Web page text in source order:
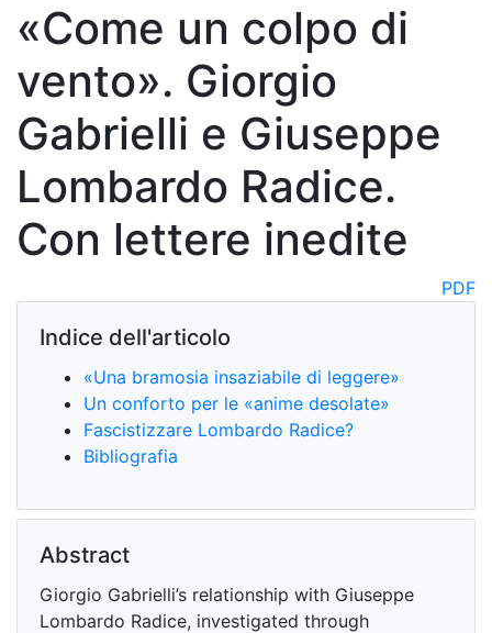
«Come un colpo di
vento». Giorgio
Gabrielli e Giuseppe
Lombardo Radice.
Con lettere inedite
PDF
Indice dell'articolo
«Una bramosia insaziabile di leggere»
Un conforto per le «anime desolate»
Fascistizzare Lombardo Radice?
Bibliografia
Abstract
Giorgio Gabrielli’s relationship with Giuseppe
Lombardo Radice, investigated through